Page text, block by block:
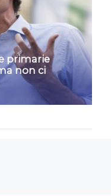
primarie
non ci